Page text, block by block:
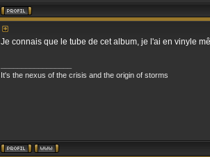
Je connais que le tube de cet album, je l'ai en vinyle
It's the nexus of the crisis and the origin of storms